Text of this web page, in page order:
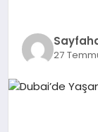
İZMIR HABERLERI
EĞITIM
27